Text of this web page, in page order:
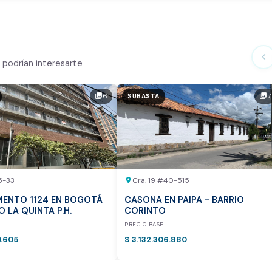
mercado
Vista previa del reporte de avalúo
para inmuebles ubicados en Bogotá y Medellín.
interesarte
chevron_left
photo_library6
33
1124 EN BOGOTÁ
LA QUINTA P.H.
photo_library7
SUBASTA
location_on Cra. 19 #40-515
CASONA EN PAIPA - BARRIO
CORINTO
PRECIO BASE
$ 3.132.306.880